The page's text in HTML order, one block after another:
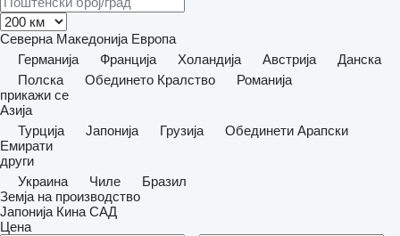
Северна Македонија Европа
Германија
Франција Холандија Австрија
Данска
Полска
Обединето Кралство
Романија
прикажи се
Азија
Турција
Јапонија Грузија
Обединети Арапски
Емирати
други
Украина
Чиле
Бразил
Земја на производство
Јапонија Кина САД
Цена